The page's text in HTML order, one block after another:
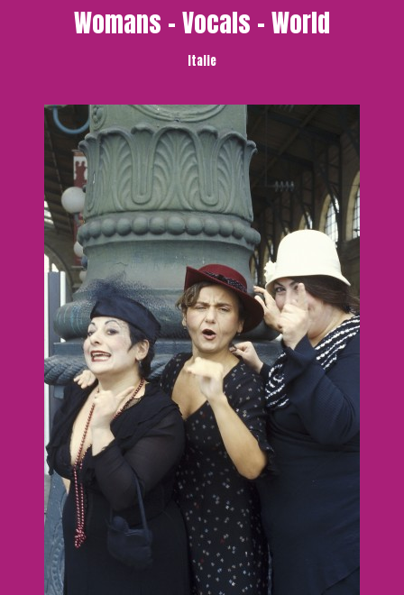
Womans – Vocals – World
Italie